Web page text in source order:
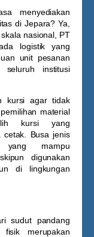
menyediakan
di Jepara? Ya,
nasional, PT
logistik yang
unit pesanan
institusi
kursi agar tidak
material
kursi yang
cetak. Busa jenis
mampu
digunakan
di lingkungan
sudut pandang
merupakan